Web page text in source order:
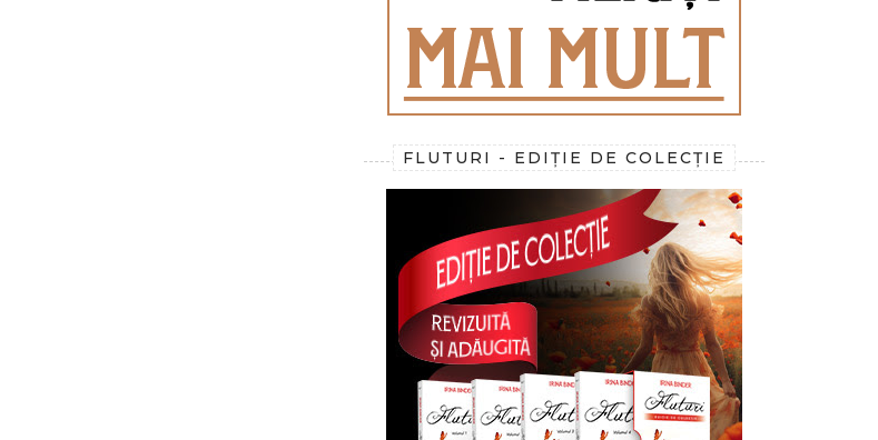
FLUTURI - EDIȚIE DE COLECȚIE